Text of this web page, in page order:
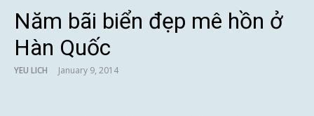
Năm bãi biển đẹp mê hồn ở
Hàn Quốc
YEU LICH January 9, 2014